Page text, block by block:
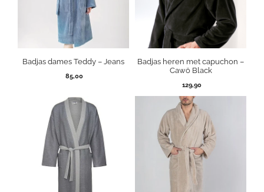
Badjas dames Teddy – Jeans
85,00
Badjas heren met capuchon –
Cawö Black
129,90